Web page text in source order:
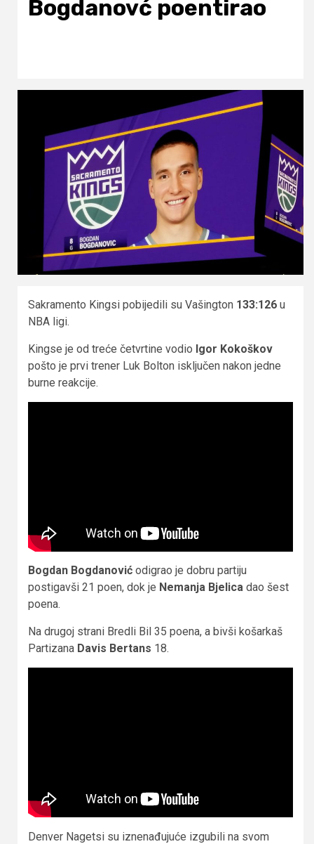
Bogdanovć poentirao
Sakramento Kingsi pobijedili su Vašington 133:126 u
NBA ligi.
Kingse je od treće četvrtine vodio Igor Kokoškov
pošto je prvi trener Luk Bolton isključen nakon jedne
burne reakcije.
Bogdan Bogdanović odigrao je dobru partiju
postigavši 21 poen, dok je Nemanja Bjelica dao šest
poena.
Na drugoj strani Bredli Bil 35 poena, a bivši košarkaš
Partizana Davis Bertans 18.
Denver Nagetsi su iznenađujuće izgubili na svom